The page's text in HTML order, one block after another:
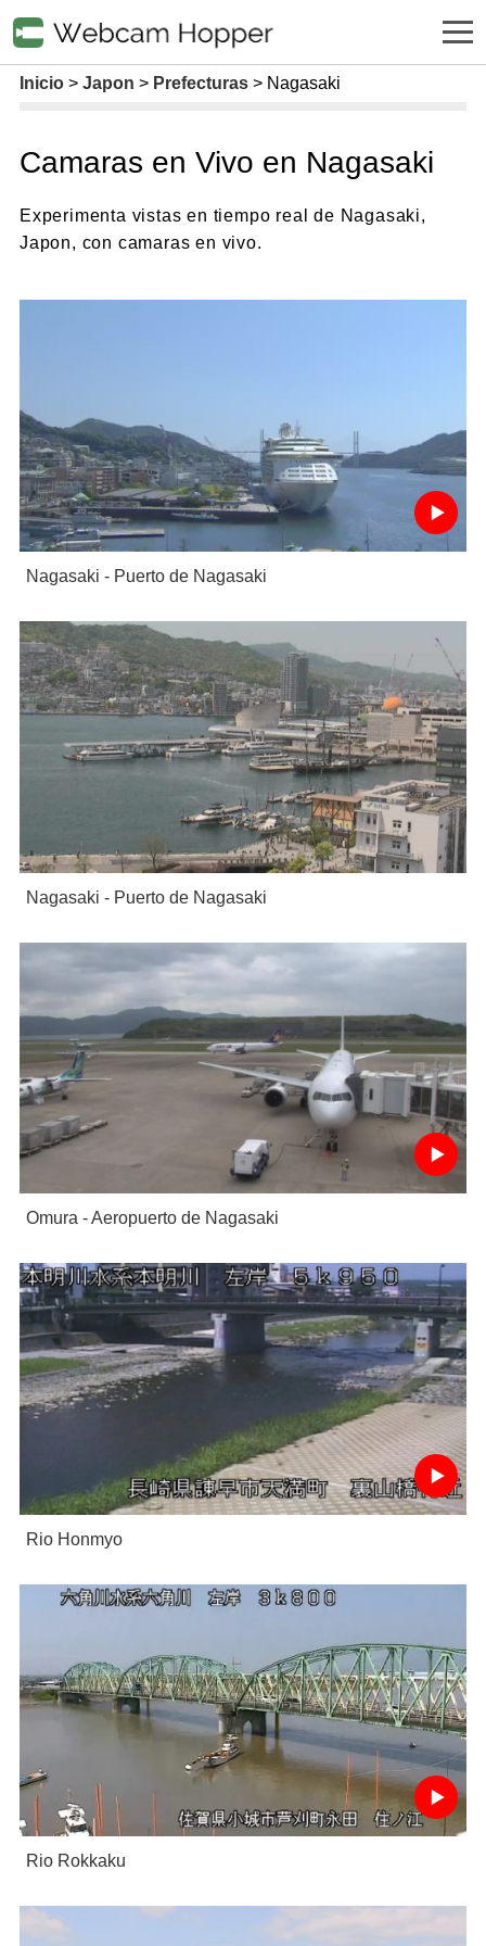
Inicio Japon Prefecturas Nagasaki
Camaras en Vivo en Nagasaki
Experimenta vistas en tiempo real de Nagasaki,
Japon, con camaras en vivo.
Nagasaki - Puerto de Nagasaki
Nagasaki - Puerto de Nagasaki
Omura - Aeropuerto de Nagasaki
Rio Honmyo
Rio Rokkaku